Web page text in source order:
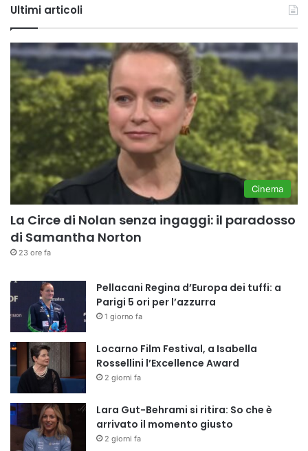
Ultimi articoli
Cinema
La Circe di Nolan senza ingaggi: il paradosso
di Samantha Norton
23 ore fa
Pellacani Regina d’Europa dei tuffi: a
Parigi 5 ori per l’azzurra
1 giorno fa
Locarno Film Festival, a Isabella
Rossellini l’Excellence Award
2 giorni fa
Lara Gut-Behrami si ritira: So che è
arrivato il momento giusto
2 giorni fa